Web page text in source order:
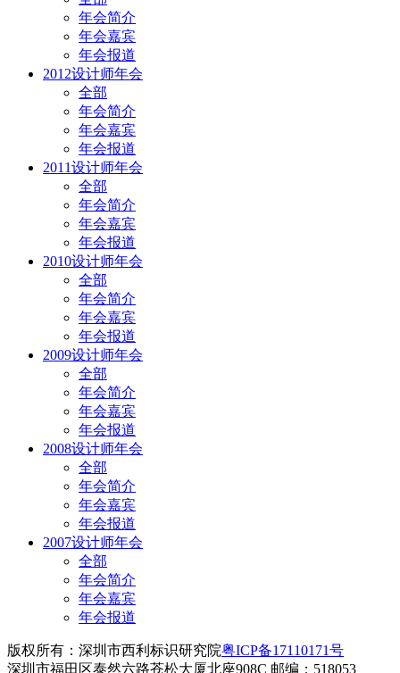
年会简介
年会嘉宾
年会报道
2012设计师年会
全部
年会简介
年会嘉宾
年会报道
2011设计师年会
全部
年会简介
年会嘉宾
年会报道
2010设计师年会
全部
年会简介
年会嘉宾
年会报道
2009设计师年会
全部
年会简介
年会嘉宾
年会报道
2008设计师年会
全部
年会简介
年会嘉宾
年会报道
2007设计师年会
全部
年会简介
年会嘉宾
年会报道
版权所有：深圳市西利标识研究院粤ICP备17110171号
深圳市福田区泰然六路苍松大厦北座908C 邮编：518053